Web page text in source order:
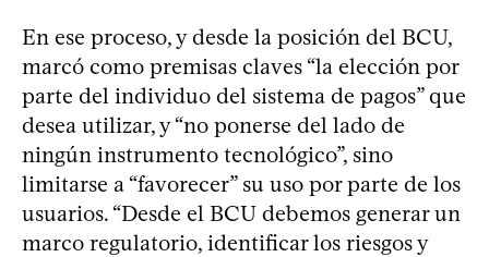
En ese proceso, y desde la posición del BCU,
marcó como premisas claves “la elección por
parte del individuo del sistema de pagos” que
desea utilizar, y “no ponerse del lado de
ningún instrumento tecnológico”, sino
limitarse a “favorecer” su uso por parte de los
usuarios. “Desde el BCU debemos generar un
marco regulatorio, identificar los riesgos y